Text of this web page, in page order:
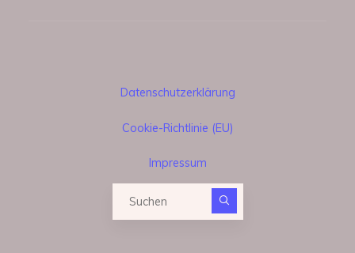
Datenschutzerklärung
Cookie-Richtlinie (EU)
Impressum